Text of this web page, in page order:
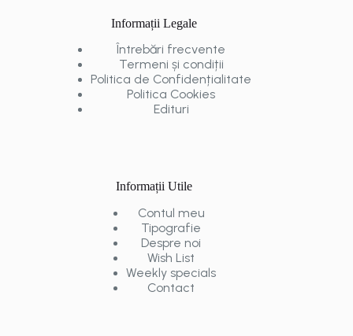
Informații Legale
Întrebări frecvente
Termeni și condiții
Politica de Confidențialitate
Politica Cookies
Edituri
Informații Utile
Contul meu
Tipografie
Despre noi
Wish List
Weekly specials
Contact